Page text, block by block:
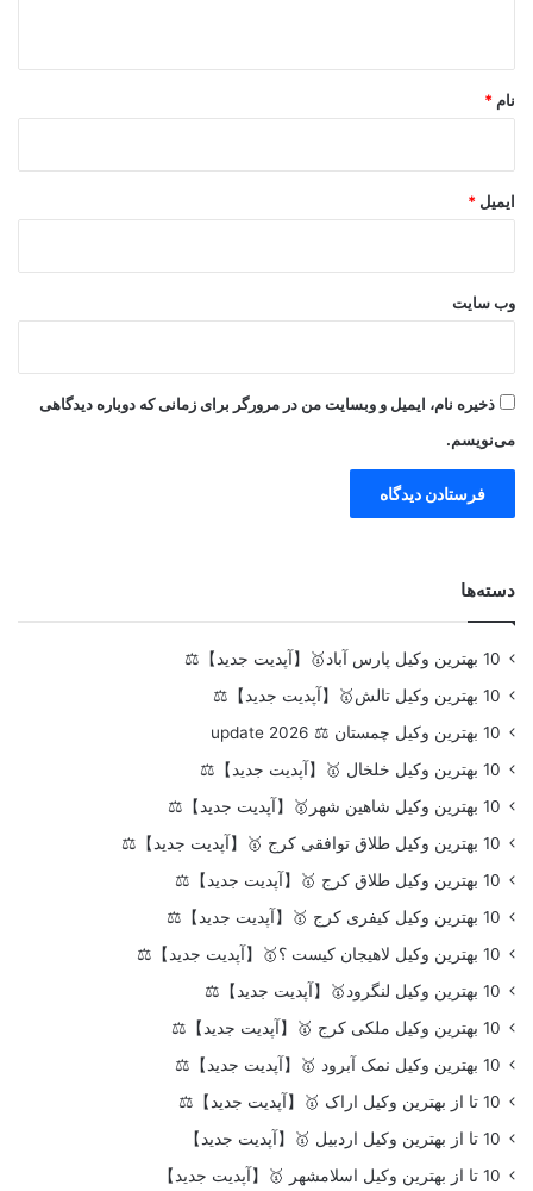
نام *
ایمیل *
وب‌ سایت
ذخیره نام، ایمیل و وبسایت من در مرورگر برای زمانی که دوباره دیدگاهی
می‌نویسم.
دسته‌ها
10 بهترین وکیل پارس آباد🥇【آپدیت جدید】⚖️
10 بهترین وکیل تالش🥇【آپدیت جدید】⚖️
10 بهترین وکیل چمستان ⚖️ update 2026
10 بهترین وکیل خلخال 🥇【آپدیت جدید】⚖️
10 بهترین وکیل شاهین شهر🥇【آپدیت جدید】⚖️
10 بهترین وکیل طلاق توافقی کرج 🥇【آپدیت جدید】⚖️
10 بهترین وکیل طلاق کرج 🥇【آپدیت جدید】⚖️
10 بهترین وکیل کیفری کرج 🥇【آپدیت جدید】⚖️
10 بهترین وکیل لاهیجان کیست ؟🥇【آپدیت جدید】⚖️
10 بهترین وکیل لنگرود🥇【آپدیت جدید】⚖️
10 بهترین وکیل ملکی کرج 🥇【آپدیت جدید】⚖️
10 بهترین وکیل نمک آبرود 🥇【آپدیت جدید】⚖️
10 تا از بهترین وکیل اراک 🥇【آپدیت جدید】⚖️
10 تا از بهترین وکیل اردبیل 🥇【آپدیت جدید】
10 تا از بهترین وکیل اسلامشهر 🥇【آپدیت جدید】